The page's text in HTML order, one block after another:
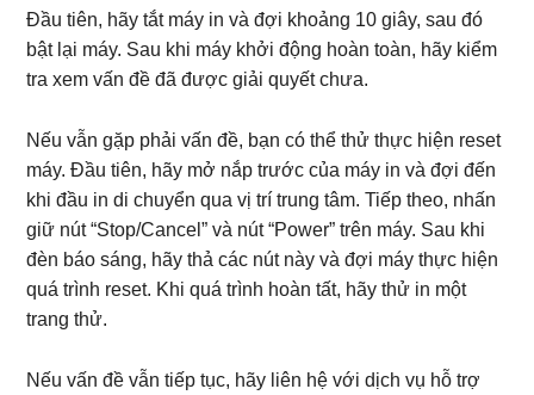
Đầu tiên, hãy tắt máy in và đợi khoảng 10 giây, sau đó
bật lại máy. Sau khi máy khởi động hoàn toàn, hãy kiểm
tra xem vấn đề đã được giải quyết chưa.
Nếu vẫn gặp phải vấn đề, bạn có thể thử thực hiện reset
máy. Đầu tiên, hãy mở nắp trước của máy in và đợi đến
khi đầu in di chuyển qua vị trí trung tâm. Tiếp theo, nhấn
giữ nút “Stop/Cancel” và nút “Power” trên máy. Sau khi
đèn báo sáng, hãy thả các nút này và đợi máy thực hiện
quá trình reset. Khi quá trình hoàn tất, hãy thử in một
trang thử.
Nếu vấn đề vẫn tiếp tục, hãy liên hệ với dịch vụ hỗ trợ